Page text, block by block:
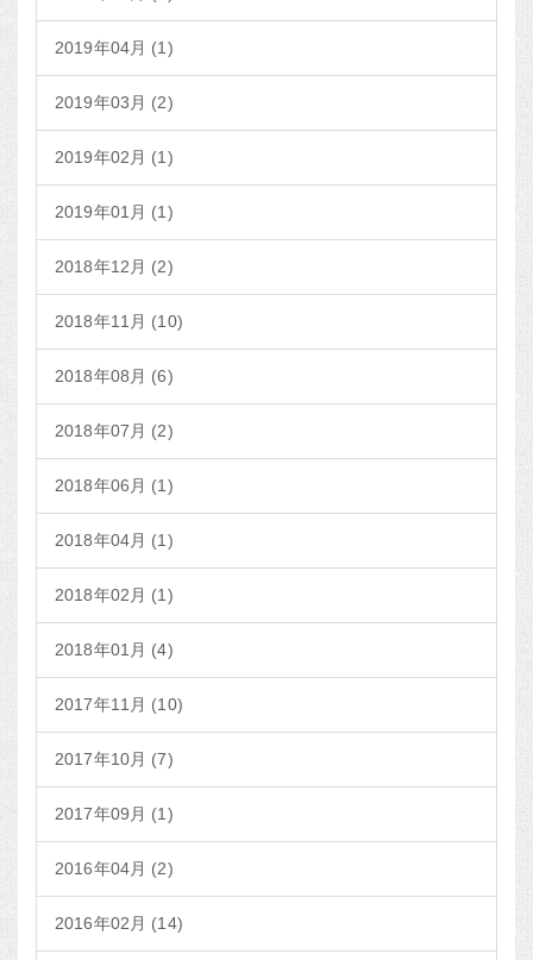
2019年04月 (1)
2019年03月 (2)
2019年02月 (1)
2019年01月 (1)
2018年12月 (2)
2018年11月 (10)
2018年08月 (6)
2018年07月 (2)
2018年06月 (1)
2018年04月 (1)
2018年02月 (1)
2018年01月 (4)
2017年11月 (10)
2017年10月 (7)
2017年09月 (1)
2016年04月 (2)
2016年02月 (14)